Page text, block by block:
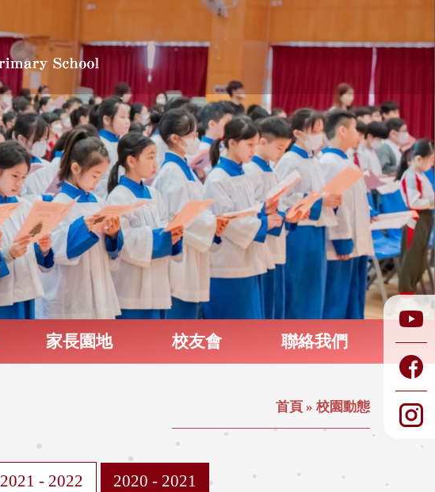
家長園地 校友會 聯絡我們
首頁 » 校園動態
2021 - 2022 2020 - 2021